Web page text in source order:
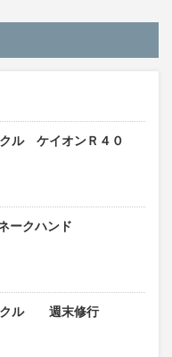
ル ケイオンＲ４０
クハンド
クル 週末修行